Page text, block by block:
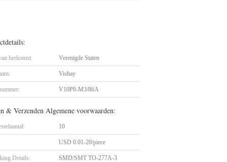
herkomst: Verenigde Staten
Vishay
V10P8-M3/86A
& Verzenden Algemene voorwaarden:
10
USD 0.01-20/piece
Details: SMD/SMT TO-277A-3